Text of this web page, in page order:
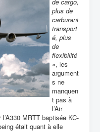
plus de
carburant
transport
é, plus
de
flexibilité
», les
argument
s ne
manquen
t pas à
l’Air
MRTT baptisée KC-
était quant à elle